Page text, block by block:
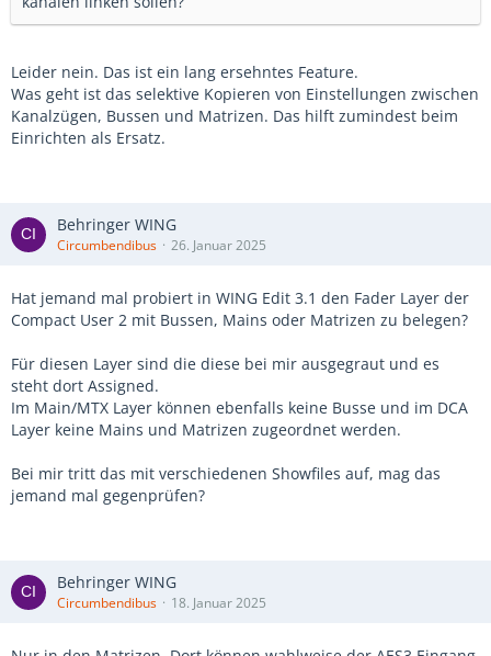
Leider nein. Das ist ein lang ersehntes Feature.
Was geht ist das selektive Kopieren von Einstellungen zwischen
Kanalzügen, Bussen und Matrizen. Das hilft zumindest beim
Einrichten als Ersatz.
Behringer WING
Circumbendibus 26. Januar 2025
Hat jemand mal probiert in WING Edit 3.1 den Fader Layer der
Compact User 2 mit Bussen, Mains oder Matrizen zu belegen?
Für diesen Layer sind die diese bei mir ausgegraut und es
steht dort Assigned.
Im Main/MTX Layer können ebenfalls keine Busse und im DCA
Layer keine Mains und Matrizen zugeordnet werden.
Bei mir tritt das mit verschiedenen Showfiles auf, mag das
jemand mal gegenprüfen?
Behringer WING
Circumbendibus 18. Januar 2025